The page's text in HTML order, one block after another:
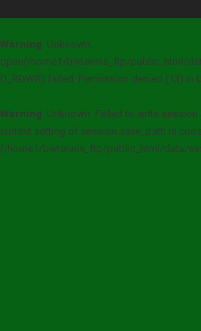
Warning: Unknown:
open(/home1/bwtennis_ftp/public_html/
O_RDWR) failed: Permission denied (13) in
Warning: Unknown: Failed to write
current setting of session.save_path is
(/home1/bwtennis_ftp/public_html/data/